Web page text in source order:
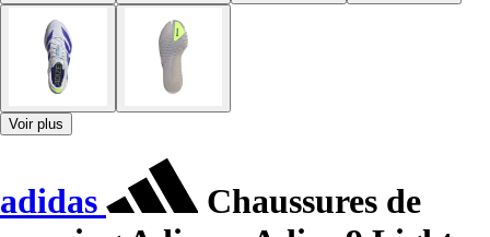
Voir plus
adidas
Chaussures de